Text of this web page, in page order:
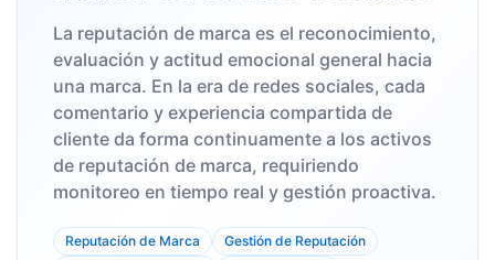
La reputación de marca es el reconocimiento,
evaluación y actitud emocional general hacia
una marca. En la era de redes sociales, cada
comentario y experiencia compartida de
cliente da forma continuamente a los activos
de reputación de marca, requiriendo
monitoreo en tiempo real y gestión proactiva.
Reputación de Marca
Gestión de Reputación